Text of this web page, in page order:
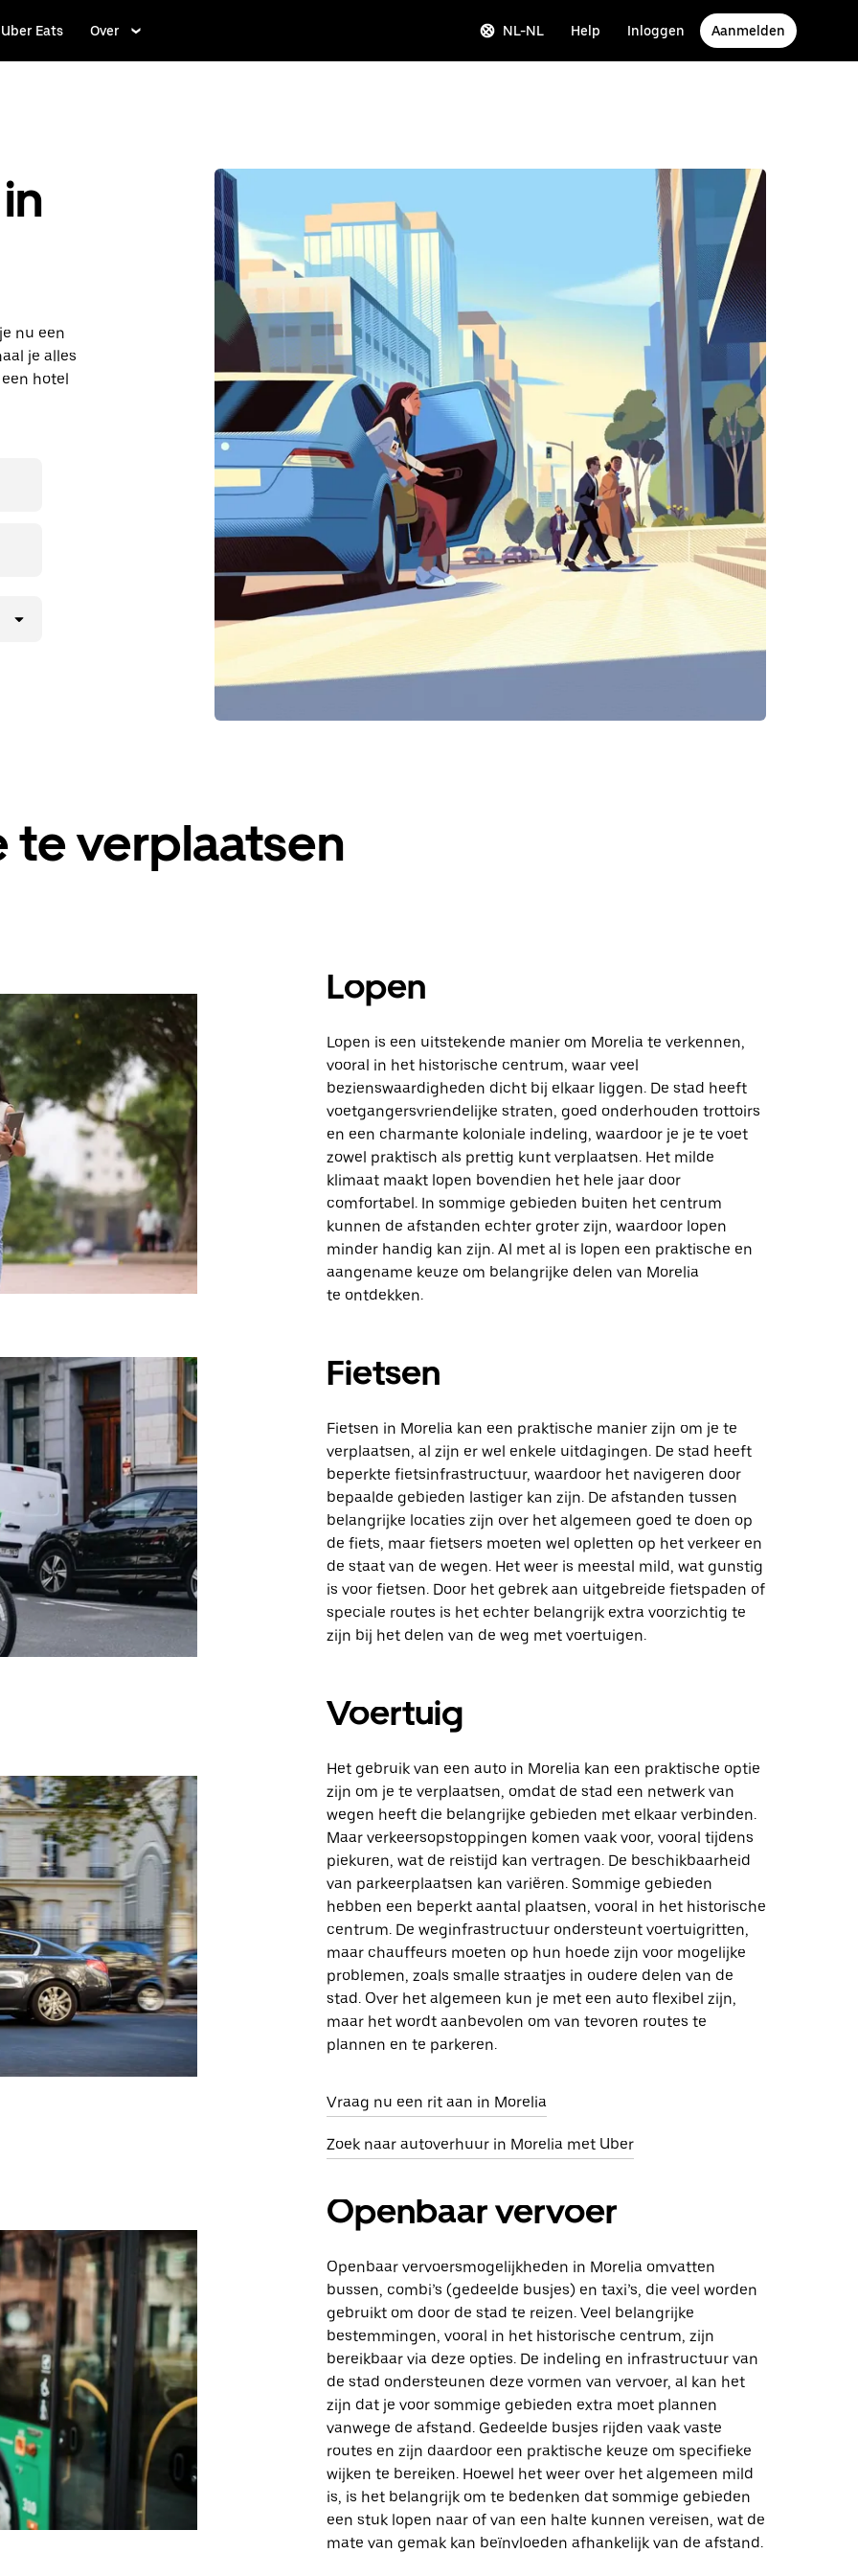
Uber Eats Over NL-NL Help Inloggen Aanmelden
nu een
je alles
hotel
te verplaatsen
Lopen
Lopen is een uitstekende manier om Morelia te verkennen,
vooral in het historische centrum, waar veel
bezienswaardigheden dicht bij elkaar liggen. De stad heeft
voetgangersvriendelijke straten, goed onderhouden trottoirs
en een charmante koloniale indeling, waardoor je je te voet
zowel praktisch als prettig kunt verplaatsen. Het milde
klimaat maakt lopen bovendien het hele jaar door
comfortabel. In sommige gebieden buiten het centrum
kunnen de afstanden echter groter zijn, waardoor lopen
minder handig kan zijn. Al met al is lopen een praktische en
aangename keuze om belangrijke delen van Morelia
te ontdekken.
Fietsen
Fietsen in Morelia kan een praktische manier zijn om je te
verplaatsen, al zijn er wel enkele uitdagingen. De stad heeft
beperkte fietsinfrastructuur, waardoor het navigeren door
bepaalde gebieden lastiger kan zijn. De afstanden tussen
belangrijke locaties zijn over het algemeen goed te doen op
de fiets, maar fietsers moeten wel opletten op het verkeer en
de staat van de wegen. Het weer is meestal mild, wat gunstig
is voor fietsen. Door het gebrek aan uitgebreide fietspaden of
speciale routes is het echter belangrijk extra voorzichtig te
zijn bij het delen van de weg met voertuigen.
Voertuig
Het gebruik van een auto in Morelia kan een praktische optie
zijn om je te verplaatsen, omdat de stad een netwerk van
wegen heeft die belangrijke gebieden met elkaar verbinden.
Maar verkeersopstoppingen komen vaak voor, vooral tijdens
piekuren, wat de reistijd kan vertragen. De beschikbaarheid
van parkeerplaatsen kan variëren. Sommige gebieden
hebben een beperkt aantal plaatsen, vooral in het historische
centrum. De weginfrastructuur ondersteunt voertuigritten,
maar chauffeurs moeten op hun hoede zijn voor mogelijke
problemen, zoals smalle straatjes in oudere delen van de
stad. Over het algemeen kun je met een auto flexibel zijn,
maar het wordt aanbevolen om van tevoren routes te
plannen en te parkeren.
Vraag nu een rit aan in Morelia
Zoek naar autoverhuur in Morelia met Uber
Openbaar vervoer
Openbaar vervoersmogelijkheden in Morelia omvatten
bussen, combi’s (gedeelde busjes) en taxi’s, die veel worden
gebruikt om door de stad te reizen. Veel belangrijke
bestemmingen, vooral in het historische centrum, zijn
bereikbaar via deze opties. De indeling en infrastructuur van
de stad ondersteunen deze vormen van vervoer, al kan het
zijn dat je voor sommige gebieden extra moet plannen
vanwege de afstand. Gedeelde busjes rijden vaak vaste
routes en zijn daardoor een praktische keuze om specifieke
wijken te bereiken. Hoewel het weer over het algemeen mild
is, is het belangrijk om te bedenken dat sommige gebieden
een stuk lopen naar of van een halte kunnen vereisen, wat de
mate van gemak kan beïnvloeden afhankelijk van de afstand.